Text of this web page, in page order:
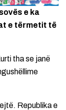
e ka
e tërmetit të
tha se janë
Republika e